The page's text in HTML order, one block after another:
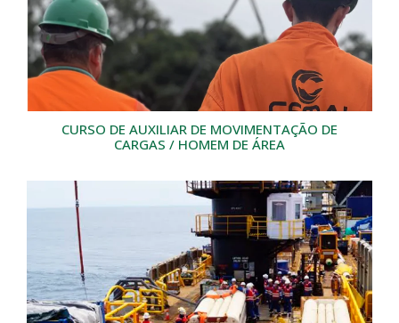
CURSO DE AUXILIAR DE MOVIMENTAÇÃO DE
CARGAS / HOMEM DE ÁREA